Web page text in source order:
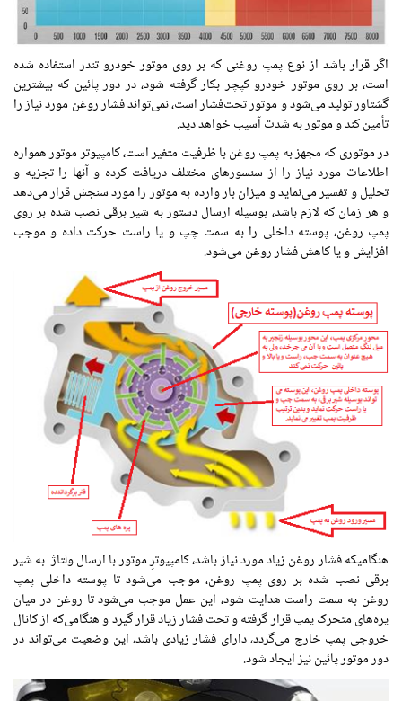
اگر قرار باشد از نوع پمپ روغنی که بر روی موتور خودرو تندر استفاده شده
است، بر روی موتور خودرو کپچر بکار گرفته شود، در دور پائین که بیشترین
گشتاور تولید می‌شود و موتور تحت‌فشار است، نمی‌تواند فشار روغن مورد نیاز را
تأمین کند و موتور به‌ شدت آسیب خواهد دید.
در موتوری که مجهز به پمپ روغن با ظرفیت متغیر است، کامپیوتر موتور همواره
اطلاعات مورد نیاز را از سنسورهای مختلف دریافت کرده و آنها را تجزیه‌ و
تحلیل و تفسیر می‌نماید و میزان بار وارده به موتور را مورد سنجش قرار می‌دهد
و هر زمان که لازم باشد، بوسیله ارسال دستور به شیر برقی نصب شده بر روی
پمپ روغن، پوسته داخلی را به سمت چپ و یا راست حرکت داده و موجب
افزایش و یا کاهش فشار روغن می‌شود.
هنگامیکه فشار روغن زیاد مورد نیاز باشد، کامپیوترِ موتور با ارسال ولتاژ به شیر
برقی نصب شده بر روی پمپ روغن، موجب می‌شود تا پوسته داخلی پمپ
روغن به سمت راست هدایت شود، این عمل موجب می‌شود تا روغن در میان
پره‌های متحرک پمپ قرار گرفته و تحت‌ فشار زیاد قرار گیرد و هنگامی‌که از کانال
خروجی پمپ خارج می‌گردد، دارای فشار زیادی باشد، این وضعیت می‌تواند در
دور موتور پائین نیز ایجاد شود.